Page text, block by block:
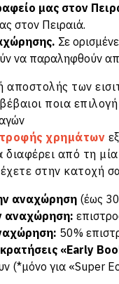
μας στον
στον Πειραιά.
Σε
να παραληφθούν
των
ποια
χρημάτων
διαφέρει από τη
στην κατοχή
αναχώρηση (έως
αναχώρηση:
50%
«Early
(*μόνο για «Super